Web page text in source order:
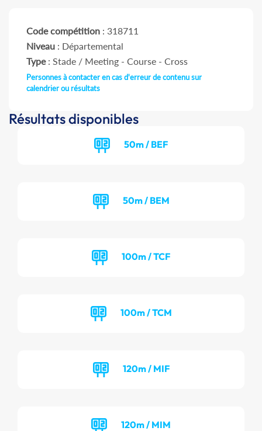
Code compétition : 318711
Niveau : Départemental
Type: Stade / Meeting - Course - Cross
Personnes à contacter en cas d'erreur de contenu sur
calendrier ou résultats
Résultats disponibles
50m / BEF
50m / BEM
100m / TCF
100m / TCM
120m / MIF
120m / MIM